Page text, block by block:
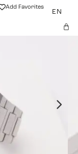
Add Favorites
EN